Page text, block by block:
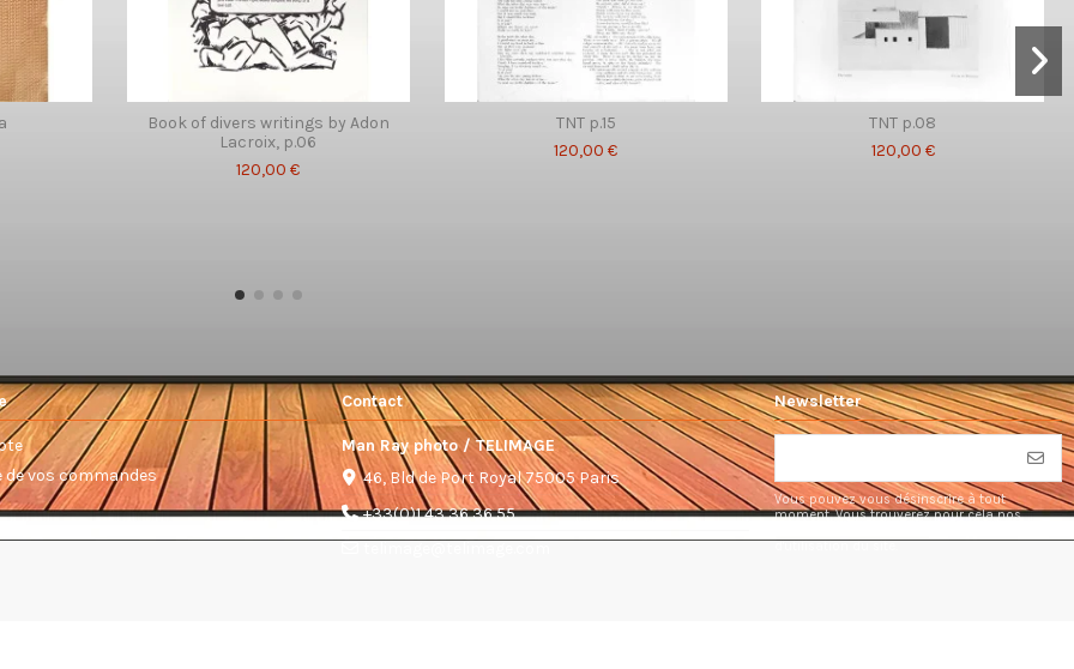
Book of divers writings by Adon
Lacroix, p.06
120,00 €
TNT p.15
120,00 €
TNT p.08
120,00 €
de vos commandes
Contact
Man Ray photo / TELIMAGE
46, Bld de Port Royal 75005 Paris
+33(0)1 43 36 36 55
Newsletter
Vous pouvez vous désinscrire à tout
moment. Vous trouverez pour cela nos
d'utilisation du site.